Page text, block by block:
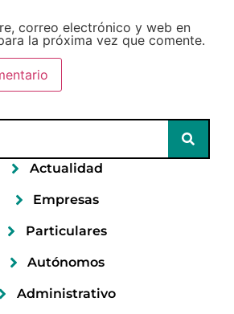
correo electrónico y web en
la próxima vez que comente.
Actualidad
Empresas
Particulares
Autónomos
Administrativo